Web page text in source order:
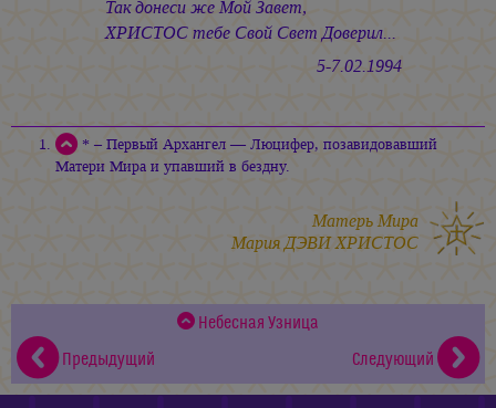
Так донеси же Мой Завет,
ХРИСТОС тебе Свой Свет Доверил...
5-7.02.1994
* – Первый Архангел — Люцифер, позавидовавший
Матери Мира и упавший в бездну.
Матерь Мира
Мария ДЭВИ ХРИСТОС
Небесная Узница
Предыдущий
Следующий